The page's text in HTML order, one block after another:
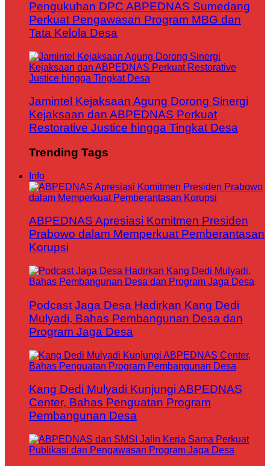
Pengukuhan DPC ABPEDNAS Sumedang
Perkuat Pengawasan Program MBG dan
Tata Kelola Desa
Jamintel Kejaksaan Agung Dorong Sinergi
Kejaksaan dan ABPEDNAS Perkuat
Restorative Justice hingga Tingkat Desa
Trending Tags
Info
ABPEDNAS Apresiasi Komitmen Presiden
Prabowo dalam Memperkuat Pemberantasan
Korupsi
Podcast Jaga Desa Hadirkan Kang Dedi
Mulyadi, Bahas Pembangunan Desa dan
Program Jaga Desa
Kang Dedi Mulyadi Kunjungi ABPEDNAS
Center, Bahas Penguatan Program
Pembangunan Desa